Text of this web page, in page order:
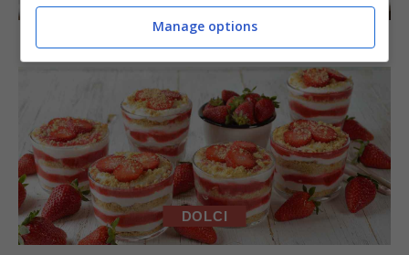
DOLCI
Manage options